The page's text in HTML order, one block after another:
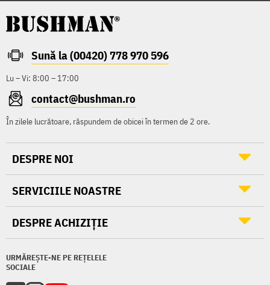
Sună la (00420) 778 970 596
Lu – Vi: 8:00 – 17:00
contact@bushman.ro
În zilele lucrătoare, răspundem de obicei în termen de 2 ore.
URMĂREȘTE-NE PE REȚELELE
SOCIALE
DESPRE NOI
SERVICIILE NOASTRE
DESPRE ACHIZIȚIE